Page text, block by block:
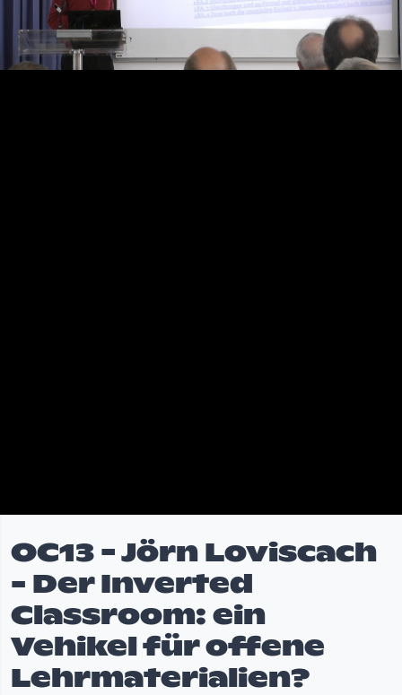
Video
OC13 - Jörn Loviscach
- Der Inverted
Classroom: ein
Vehikel für offene
Lehrmaterialien?